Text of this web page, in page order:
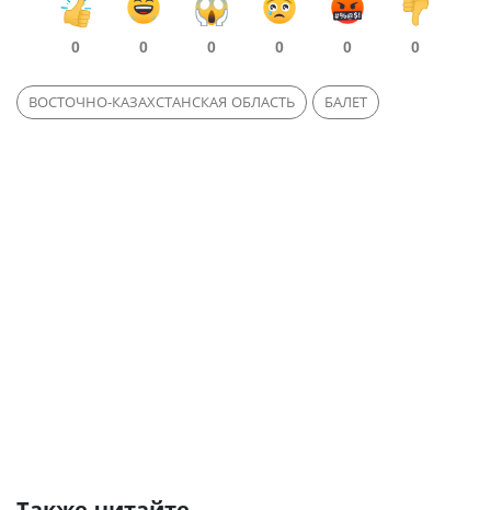
0 0 0 0 0 0
ВОСТОЧНО-КАЗАХСТАНСКАЯ ОБЛАСТЬ БАЛЕТ